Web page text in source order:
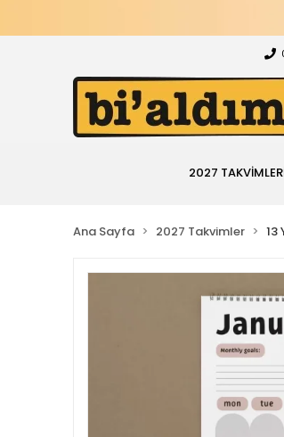
2027
Ana Sayfa 2027 Takvimler 13